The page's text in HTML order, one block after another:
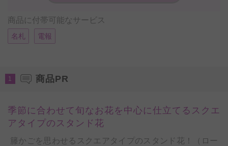
商品に付帯可能なサービス
名札 電報
1 商品PR
季節に合わせて旬なお花を中心に仕立てるスクエ
アタイプのスタンド花
籐かごを思わせるスクエアタイプのスタンド花！（ロー